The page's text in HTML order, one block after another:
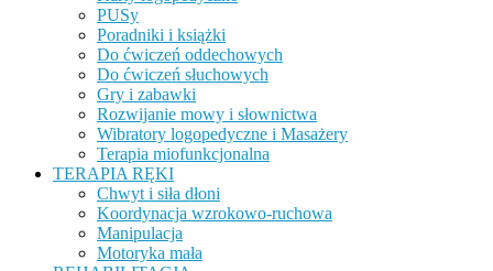
PUSy
Poradniki i książki
Do ćwiczeń oddechowych
Do ćwiczeń słuchowych
Gry i zabawki
Rozwijanie mowy i słownictwa
Wibratory logopedyczne i Masażery
Terapia miofunkcjonalna
TERAPIA RĘKI
Chwyt i siła dłoni
Koordynacja wzrokowo-ruchowa
Manipulacja
Motoryka mała